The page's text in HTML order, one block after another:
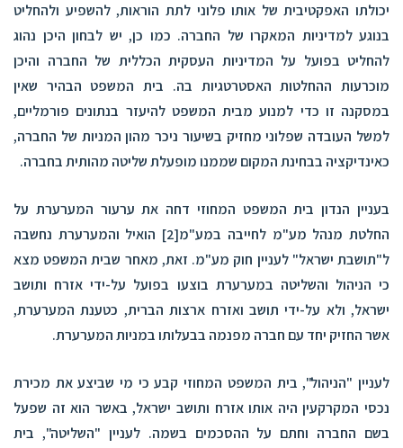
יכולתו האפקטיבית של אותו פלוני לתת הוראות, להשפיע ולהחליט
בנוגע למדיניות המאקרו של החברה. כמו כן, יש לבחון היכן נהוג
להחליט בפועל על המדיניות העסקית הכללית של החברה והיכן
מוכרעות ההחלטות האסטרטגיות בה. בית המשפט הבהיר שאין
במסקנה זו כדי למנוע מבית המשפט להיעזר בנתונים פורמליים,
למשל העובדה שפלוני מחזיק בשיעור ניכר מהון המניות של החברה,
כאינדיקציה בבחינת המקום שממנו מופעלת שליטה מהותית בחברה.
בעניין הנדון בית המשפט המחוזי דחה את ערעור המערערת על
החלטת מנהל מע"מ לחייבה במע"מ[2]
הואיל והמערערת נחשבה
ל"תושבת ישראל" לעניין חוק מע"מ. זאת, מאחר שבית המשפט מצא
כי הניהול והשליטה במערערת בוצעו בפועל על-ידי אזרח ותושב
ישראל, ולא על-ידי תושב ואזרח ארצות הברית, כטענת המערערת,
אשר החזיק יחד עם חברה מפנמה בבעלותו במניות המערערת.
לעניין "הניהול", בית המשפט המחוזי קבע כי מי שביצע את מכירת
נכסי המקרקעין היה אותו אזרח ותושב ישראל, באשר הוא זה שפעל
בשם החברה וחתם על ההסכמים בשמה. לעניין "השליטה", בית